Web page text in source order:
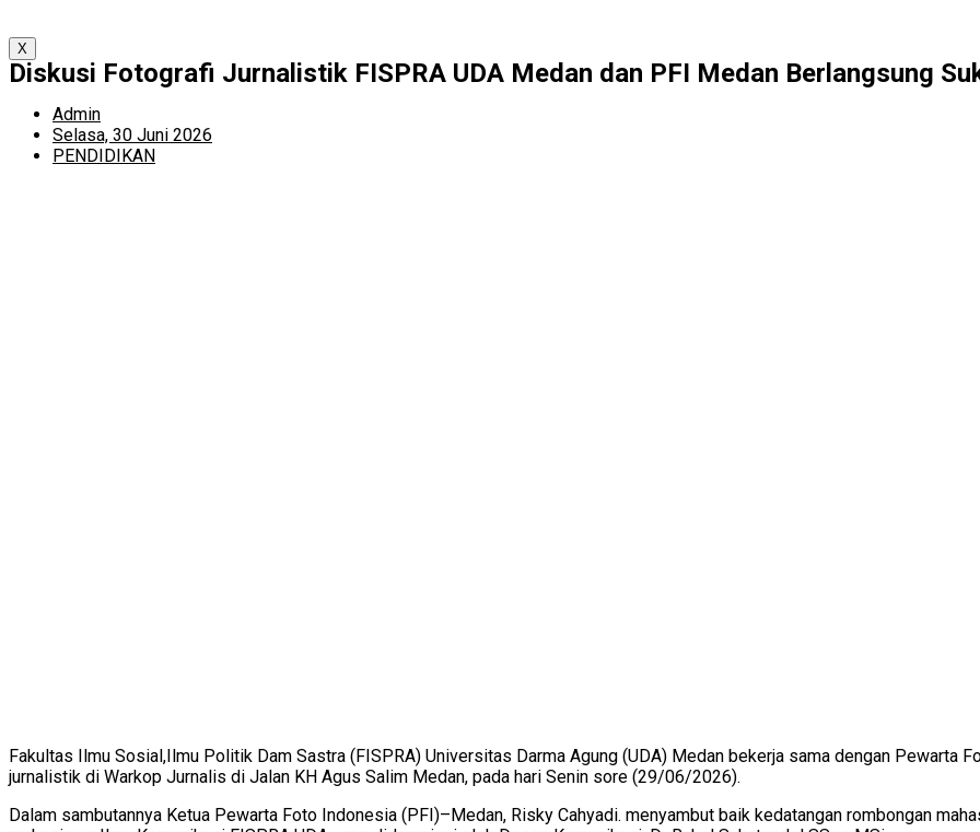
X
Diskusi Fotografi Jurnalistik FISPRA UDA Medan dan PFI Medan Berlangsung
Admin
Selasa, 30 Juni 2026
PENDIDIKAN
Fakultas Ilmu Sosial,Ilmu Politik Dam Sastra (FISPRA) Universitas Darma Agung (UDA) Medan bekerja sama dengan
jurnalistik di Warkop Jurnalis di Jalan KH Agus Salim Medan, pada hari Senin sore (29/06/2026).
Dalam sambutannya Ketua Pewarta Foto Indonesia (PFI)–Medan, Risky Cahyadi. menyambut baik kedatangan rombongan